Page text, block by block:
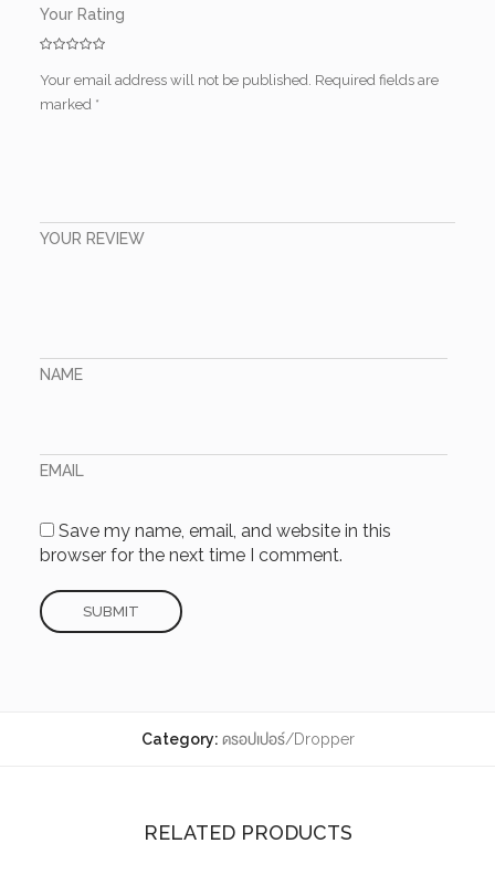
Your email address will not be published. Required fields are
marked *
Your Rating
YOUR REVIEW
NAME
EMAIL
Save my name, email, and website in this
browser for the next time I comment.
Category: ดรอปเปอร์/Dropper
RELATED PRODUCTS